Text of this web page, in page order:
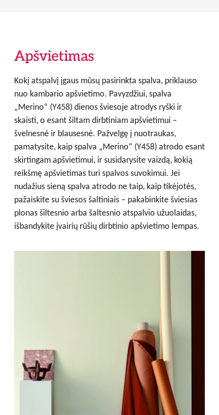
Apšvietimas
Kokį atspalvį įgaus mūsų pasirinkta spalva, priklauso
nuo kambario apšvietimo. Pavyzdžiui, spalva
„Merino“ (Y458) dienos šviesoje atrodys ryški ir
skaisti, o esant šiltam dirbtiniam apšvietimui –
švelnesnė ir blausesnė. Pažvelgę į nuotraukas,
pamatysite, kaip spalva „Merino“ (Y458) atrodo esant
skirtingam apšvietimui, ir susidarysite vaizdą, kokią
reikšmę apšvietimas turi spalvos suvokimui. Jei
nudažius sieną spalva atrodo ne taip, kaip tikėjotės,
pažaiskite su šviesos šaltiniais – pakabinkite šviesias
plonas šiltesnio arba šaltesnio atspalvio užuolaidas,
išbandykite įvairių rūšių dirbtinio apšvietimo lempas.